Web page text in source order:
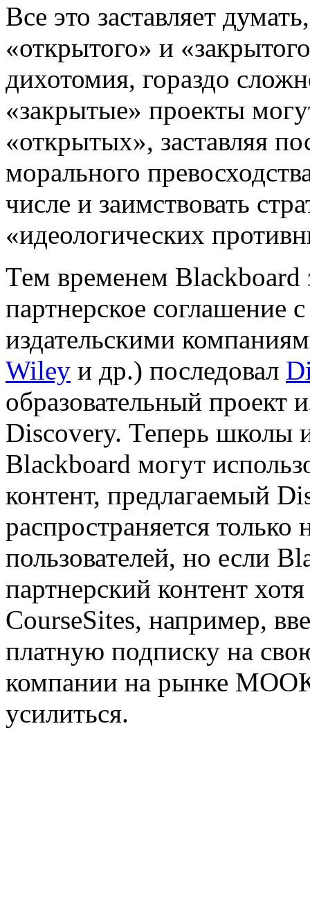
Все это заставляет
«открытого» и
дихотомия, гораздо
«закрытые» проекты
«открытых», заставляя
морального
числе и заимствовать
«идеологических
Тем временем Blackboard
партнерское соглашение
издательскими
Wiley и др.) последовал
образовательный проект
Discovery. Теперь школы
Blackboard могут
контент, предлагаемый
распространяется
пользователей, но если
партнерский контент
CourseSites, например,
платную подписку на
компании на рынке
усилиться.